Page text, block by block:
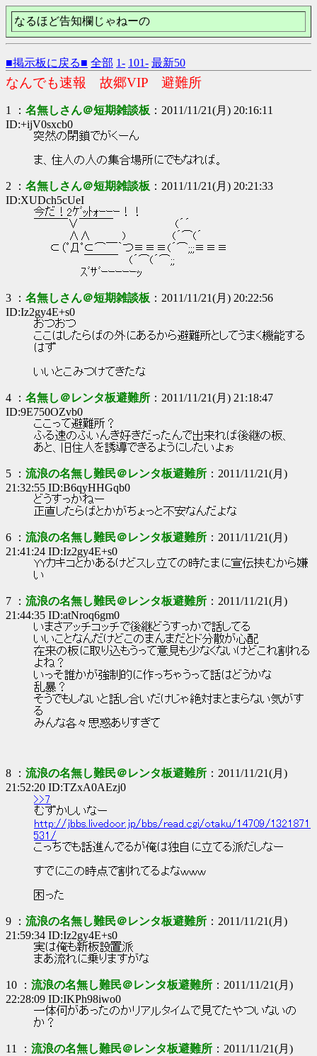
なるほど告知欄じゃねーの
■掲示板に戻る■ 全部 1- 101- 最新50
なんでも速報 故郷VIP 避難所
1 ： 名無しさん＠短期雑談板 ：2011/11/21(月) 20:16:11
ID:+ijV0sxcb0
突然の閉鎖でがくーん
ま、住人の人の集合場所にでもなれば。
2 ： 名無しさん＠短期雑談板 ：2011/11/21(月) 20:21:33
ID:XUDch5cUeI
今だ！2ｹﾞｯﾄｫｰｰｰ！！
￣￣￣∨￣￣￣ (´´
∧∧ ) (´⌒(´
⊂（ﾟДﾟ⊂⌒￣｀つ≡≡≡(´⌒;;;≡≡≡
￣￣￣ (´⌒(´⌒;;
ｽﾞｻﾞｰｰｰｰｰｯ
3 ： 名無しさん＠短期雑談板 ：2011/11/21(月) 20:22:56
ID:Iz2gy4E+s0
おつおつ
ここはしたらばの外にあるから避難所としてうまく機能する
はず
いいとこみつけてきたな
4 ： 名無し＠レンタ板避難所 ：2011/11/21(月) 21:18:47
ID:9E750OZvb0
ここって避難所？
ふる速のふいんき好きだったんで出来れば後継の板、
あと、旧住人を誘導できるようにしたいよぉ
5 ： 流浪の名無し難民＠レンタ板避難所 ：2011/11/21(月)
21:32:55 ID:B6qyHHGqb0
どうすっかねー
正直したらばとかがちょっと不安なんだよな
6 ： 流浪の名無し難民＠レンタ板避難所 ：2011/11/21(月)
21:41:24 ID:Iz2gy4E+s0
YYカキコとかあるけどスレ立ての時たまに宣伝挟むから嫌
い
7 ： 流浪の名無し難民＠レンタ板避難所 ：2011/11/21(月)
21:44:35 ID:atNroq6gm0
いまさアッチコッチで後継どうすっかで話してる
いいことなんだけどこのまんまだとド分散が心配
在来の板に取り込もうって意見も少なくないけどこれ割れる
よね？
いっそ誰かが強制的に作っちゃうって話はどうかな
乱暴？
そうでもしないと話し合いだけじゃ絶対まとまらない気がす
る
みんな各々思惑ありすぎて
8 ： 流浪の名無し難民＠レンタ板避難所 ：2011/11/21(月)
21:52:20 ID:TZxA0AEzj0
>>7
むずかしいなー
http://jbbs.livedoor.jp/bbs/read.cgi/otaku/14709/1321871
531/
こっちでも話進んでるが俺は独自に立てる派だしなー
すでにこの時点で割れてるよなｗｗｗ
困った
9 ： 流浪の名無し難民＠レンタ板避難所 ：2011/11/21(月)
21:59:34 ID:Iz2gy4E+s0
実は俺も新板設置派
まあ流れに乗りますがな
10 ： 流浪の名無し難民＠レンタ板避難所 ：2011/11/21(月)
22:28:09 ID:IKPh98iwo0
一体何があったのかリアルタイムで見てたやついないの
か？
11 ： 流浪の名無し難民＠レンタ板避難所 ：2011/11/21(月)